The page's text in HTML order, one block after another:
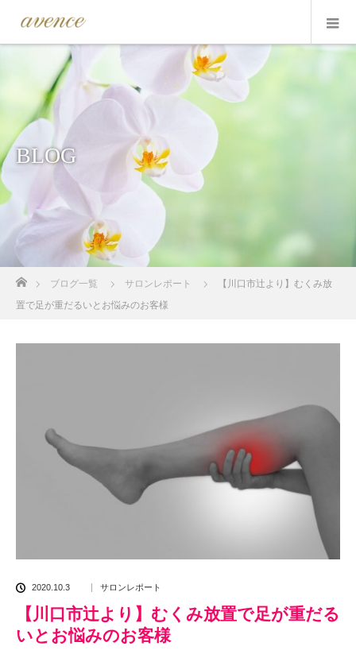
BLOG
ブログ一覧 サロンレポート
【川口市辻より】むくみ放
置で足が重だるいとお悩みのお客様
2020.10.3 サロンレポート
【川口市辻より】むくみ放置で足が重だる
いとお悩みのお客様